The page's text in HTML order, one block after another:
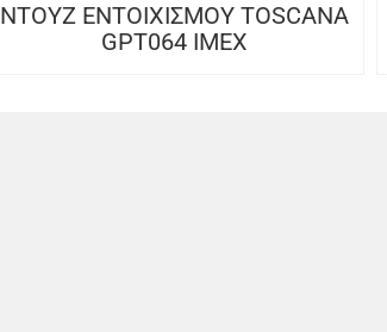
NTOYZ ΕΝΤOIXIΣΜΟΥ TOSCANA
GPT064 IMEX